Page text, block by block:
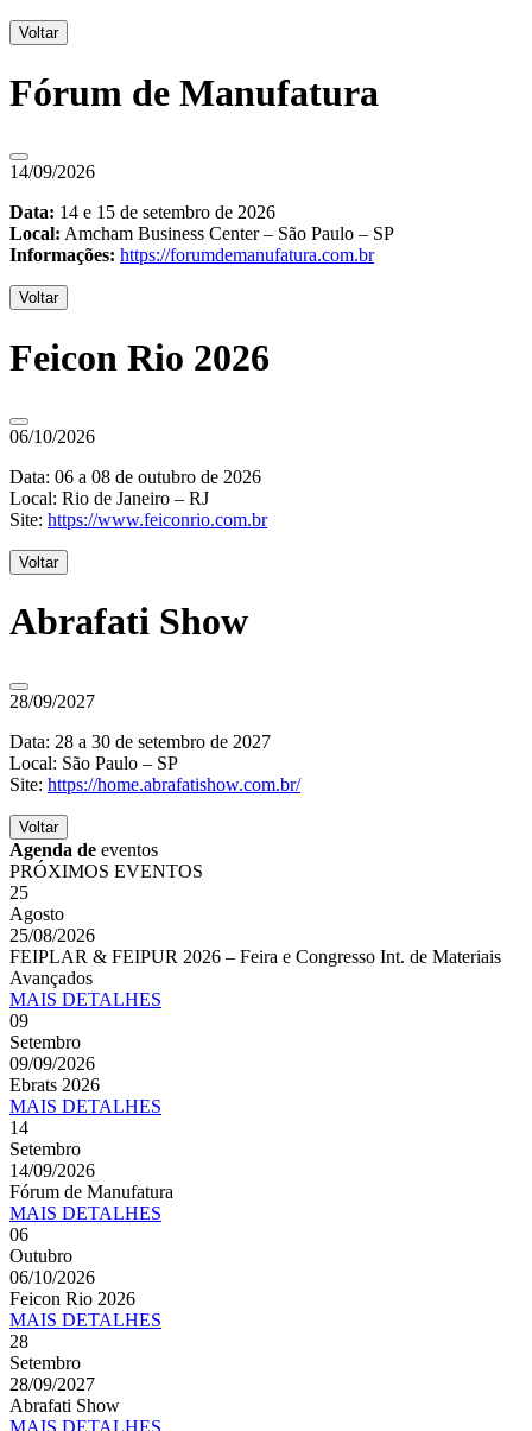
Voltar
Fórum de Manufatura
14/09/2026
Data: 14 e 15 de setembro de 2026
Local: Amcham Business Center – São Paulo – SP
Informações: https://forumdemanufatura.com.br
Voltar
Feicon Rio 2026
06/10/2026
Data: 06 a 08 de outubro de 2026
Local: Rio de Janeiro – RJ
Site: https://www.feiconrio.com.br
Voltar
Abrafati Show
28/09/2027
Data: 28 a 30 de setembro de 2027
Local: São Paulo – SP
Site: https://home.abrafatishow.com.br/
Voltar
Agenda de eventos
PRÓXIMOS EVENTOS
25
Agosto
25/08/2026
FEIPLAR & FEIPUR 2026 – Feira e Congresso Int. de Materiais
Avançados
MAIS DETALHES
09
Setembro
09/09/2026
Ebrats 2026
MAIS DETALHES
14
Setembro
14/09/2026
Fórum de Manufatura
MAIS DETALHES
06
Outubro
06/10/2026
Feicon Rio 2026
MAIS DETALHES
28
Setembro
28/09/2027
Abrafati Show
MAIS DETALHES